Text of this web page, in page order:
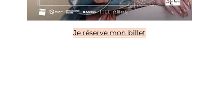
Je réserve mon billet